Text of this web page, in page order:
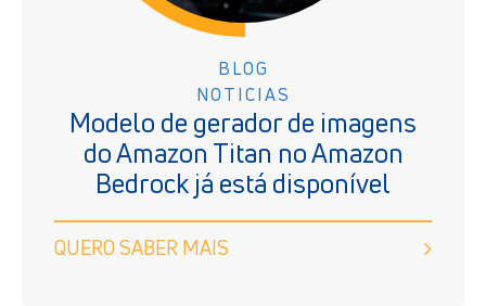
BLOG
NOTICIAS
Modelo de gerador de imagens
do Amazon Titan no Amazon
Bedrock já está disponível
QUERO SABER MAIS